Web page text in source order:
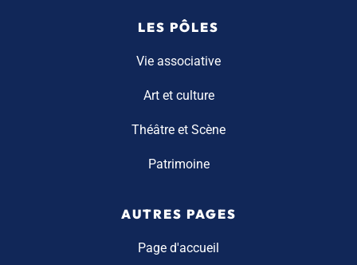
LES PÔLES
Vie associative
Art et culture
Théâtre et Scène
Patrimoine
AUTRES PAGES
Page d'accueil